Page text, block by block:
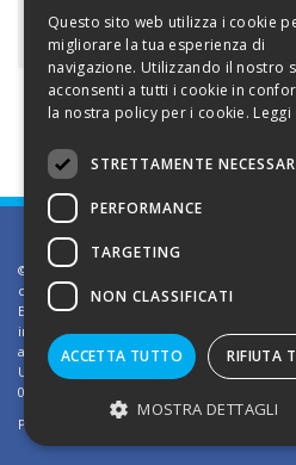
ALLEGATI
©2002 Informativa sui diritti d'autore. Le
contenute in questo sito sono solo per uso
E' vietato riprodurre o divulgare in qualsiasi
informazioni contenute in questo sito,
autorizzazione di Orlando Pizzolato
Ufficio del Registro delle Imprese di
03409260241 - REA N. VI-323302
Powered by
TWS
Questo sito web utilizza i cookie
migliorare la tua esperienza di
navigazione. Utilizzando il nostro
acconsenti a tutti i cookie in
la nostra policy per i cookie.
STRETTAMENTE
PERFORMANCE
TARGETING
NON CLASSIFICATI
ACCETTA TUTTO RIFIUTA
MOSTRA DETTAGLI